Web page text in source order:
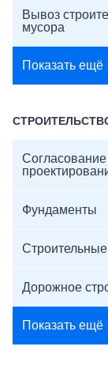
Вывоз
мусора
Показать ещё
Согласование
Фундаменты
Дорожное
Показать ещё